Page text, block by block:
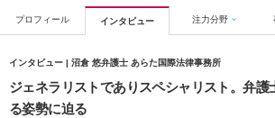
プロフィール インタビュー 注力分野
インタビュー | 沼倉 悠弁護士 あらた国際法律事務所
ジェネラリストでありスペシャリスト。弁護
る姿勢に迫る